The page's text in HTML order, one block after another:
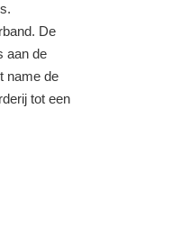
De
aan de
name de
toteen